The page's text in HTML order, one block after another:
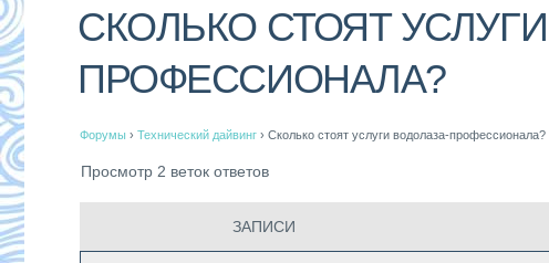
СКОЛЬКО СТОЯТ
ПРОФЕССИОНАЛА?
Форумы › Технический дайвинг › Сколько стоят услуги водолаза-профессионала?
Просмотр 2 веток ответов
ЗАПИСИ